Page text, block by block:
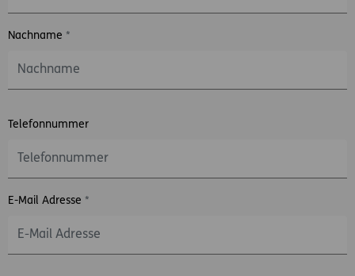
Nachname *
Telefonnummer
E-Mail Adresse *